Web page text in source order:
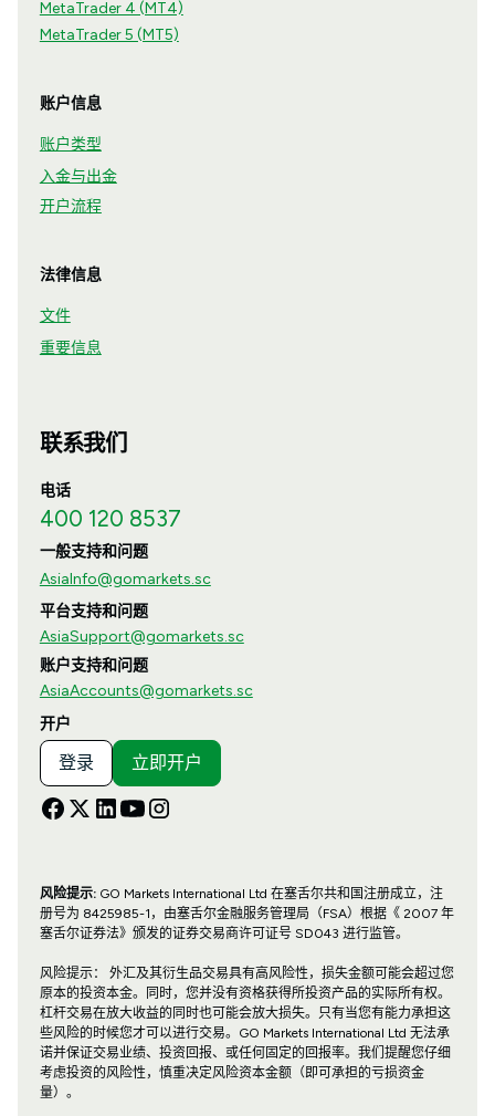
MetaTrader 4 (MT4)
MetaTrader 5 (MT5)
账户信息
账户类型
入金与出金
开户流程
法律信息
文件
重要信息
联系我们
电话
400 120 8537
一般支持和问题
AsiaInfo@gomarkets.sc
平台支持和问题
AsiaSupport@gomarkets.sc
账户支持和问题
AsiaAccounts@gomarkets.sc
开户
登录 立即开户
风险提示:GO Markets International Ltd 在塞舌尔共和国注册成立，注
册号为 8425985-1，由塞舌尔金融服务管理局（FSA）根据《 2007 年
塞舌尔证券法》颁发的证券交易商许可证号 SD043 进行监管。
风险提示： 外汇及其衍生品交易具有高风险性，损失金额可能会超过您
原本的投资本金。同时，您并没有资格获得所投资产品的实际所有权。
杠杆交易在放大收益的同时也可能会放大损失。只有当您有能力承担这
些风险的时候您才可以进行交易。GO Markets International Ltd 无法承
诺并保证交易业绩、投资回报、或任何固定的回报率。我们提醒您仔细
考虑投资的风险性，慎重决定风险资本金额（即可承担的亏损资金
量）。